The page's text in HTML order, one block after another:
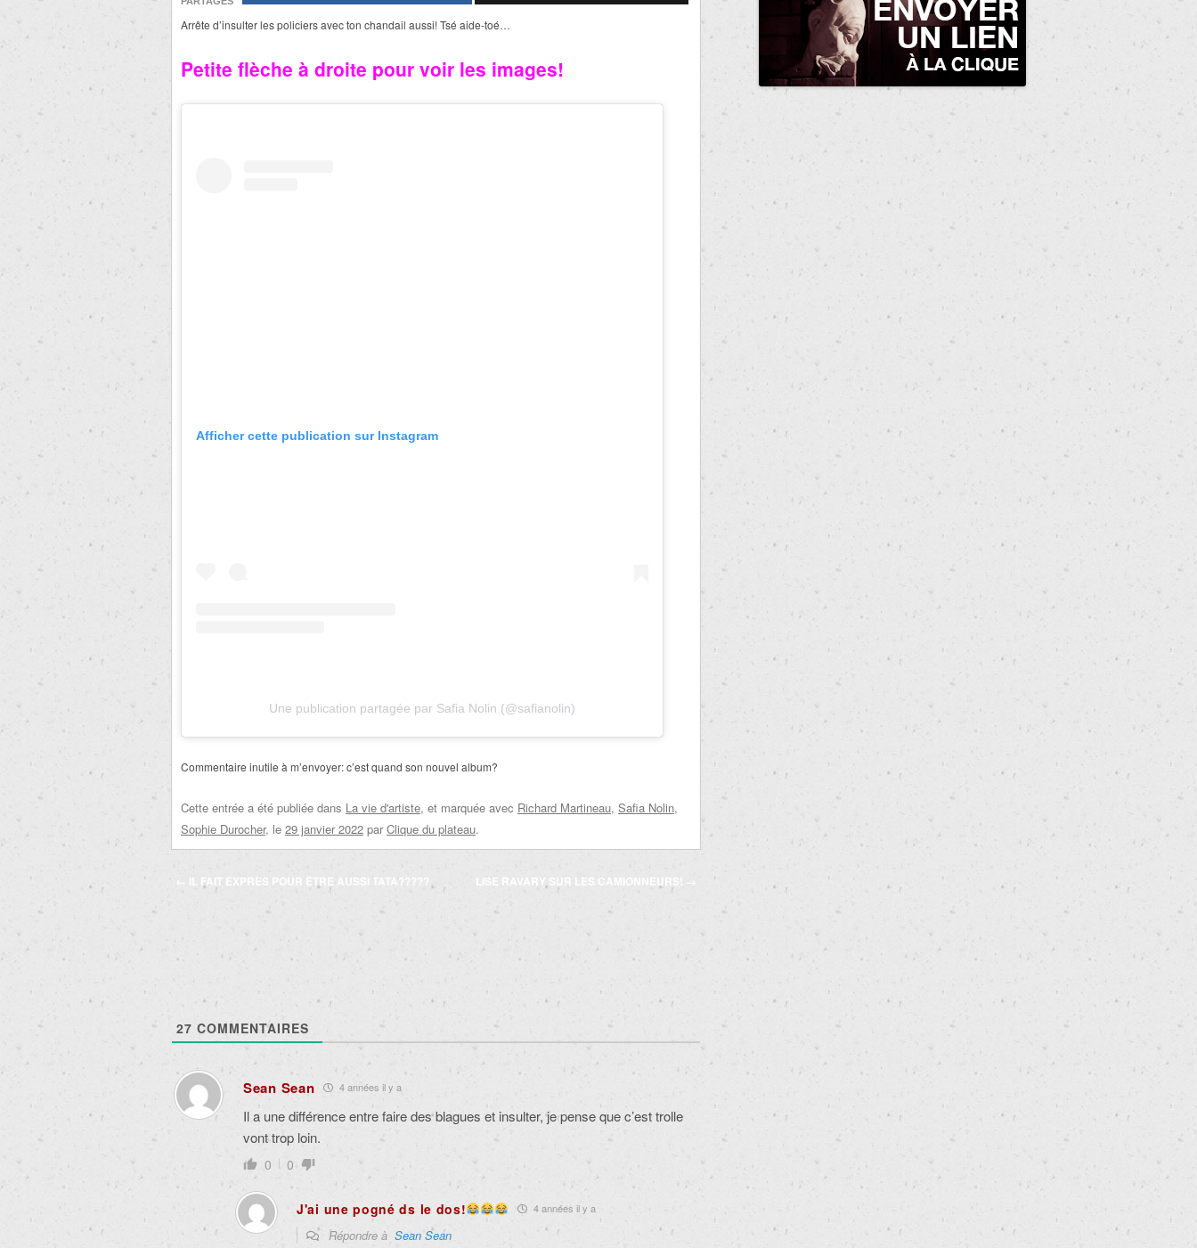
Arrête d’insulter les policiers avec ton chandail aussi! Tsé aide-toé…
Petite flèche à droite pour voir les images!
Afficher cette publication sur Instagram
Une publication partagée par Safia Nolin (@safianolin)
Commentaire inutile à m’envoyer: c’est quand son nouvel album?
Cette entrée a été publiée dans La vie d'artiste, et marquée avec Richard Martineau, Safia Nolin,
Sophie Durocher, le 29 janvier 2022 par Clique du plateau.
Navigation
← IL FAIT EXPRÈS POUR ÊTRE AUSSI TATA????? LISE RAVARY SUR LES CAMIONNEURS! →
27 COMMENTAIRES
Sean Sean 4 années il y a
Il a une différence entre faire des blagues et insulter, je pense que c’est trolle
vont trop loin.
0 0
J'ai une pogné ds le dos! 4 années il y a
Répondre à Sean Sean